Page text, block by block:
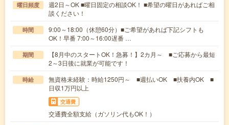
曜日頻度
週2日～OK ■曜日固定の相談OK！ ■希望の曜日があればご相
談ください！
時間
9:00～18:00（休憩60分）■ご希望があれば下記シフトも
OK！早番 7:00～16:00遅番 …
期間
【8月中のスタートOK！急募！】2カ月～ ■ご応募から最短
2～3日後に就業が可能です！
時給
無資格未経験：時給1250円～ ■週払いOK ■扶養内OK ■
日収1万円以上
交通費
交通費全額支給（ガソリン代もOK！）